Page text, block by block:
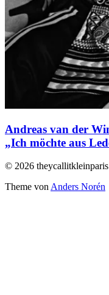
Andreas van der
„Ich möchte aus
© 2026 theycallitkleinparis
Theme vonAnders Norén